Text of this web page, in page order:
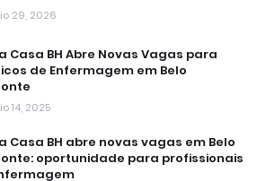
29, 2026
Casa BH Abre Novas Vagas para
de Enfermagem em Belo
14, 2025
Casa BH abre novas vagas em Belo
oportunidade para profissionais